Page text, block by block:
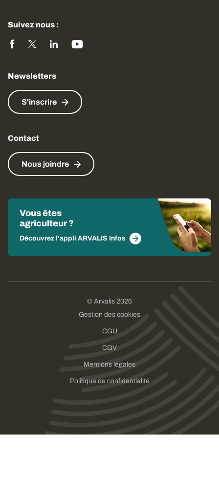
Suivez nous :
Newsletters
S'inscrire
Contact
Nous joindre
Vous êtes
agriculteur ?
Découvrez l'appli ARVALIS Infos
© Arvalis 2026
Gestion des cookies
CGU
CGV
Mentions légales
Politique de confidentialité